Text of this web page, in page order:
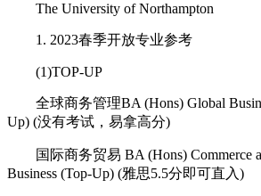
The University of Northampton
1. 2023春季开放专业参考
(1)TOP-UP
全球商务管理BA (Hons) Global
Up) (没有考试，易拿高分)
国际商务贸易 BA (Hons) Commerce
Business (Top-Up) (雅思5.5分即可直入)